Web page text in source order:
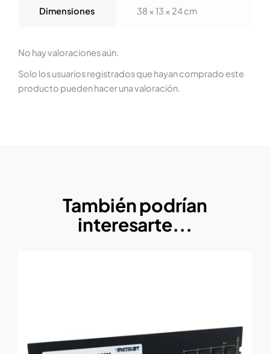
Dimensiones 38 × 13 × 24 cm
No hay valoraciones aún.
Solo los usuarios registrados que hayan comprado este
producto pueden hacer una valoración.
También podrían
interesarte...